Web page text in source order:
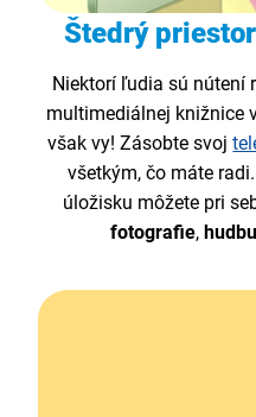
Štedrý
Niektorí ľudia sú nútení
multimediálnej knižnice
však vy! Zásobte svoj
všetkým, čo máte
úložisku môžete pri
fotografie, hudbu